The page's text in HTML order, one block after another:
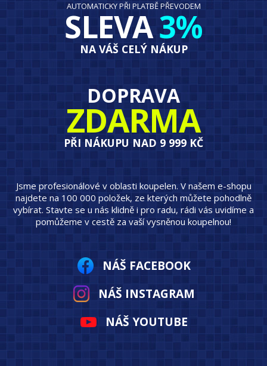
AUTOMATICKY PŘI PLATBĚ PŘEVODEM
SLEVA3%
NA VÁŠ CELÝ NÁKUP
DOPRAVA
ZDARMA
PŘI NÁKUPU NAD 9 999 KČ
Jsme profesionálové v oblasti koupelen. V našem e-shopu
najdete na 100 000 položek, ze kterých můžete pohodlně
vybírat. Stavte se u nás klidně i pro radu, rádi vás uvidíme a
pomůžeme v cestě za vaší vysněnou koupelnou!
NÁŠ FACEBOOK
NÁŠ INSTAGRAM
NÁŠ YOUTUBE